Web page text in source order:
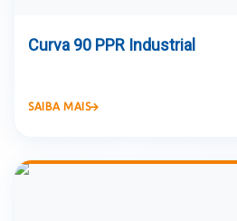
Curva 90 PPR Industrial
SAIBA MAIS